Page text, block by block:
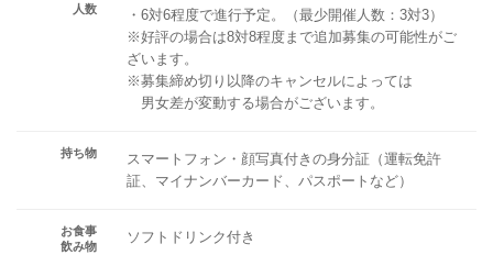
人数
・6対6程度で進行予定。（最少開催人数：3対3）
※好評の場合は8対8程度まで追加募集の可能性がご
ざいます。
※募集締め切り以降のキャンセルによっては
男女差が変動する場合がございます。
持ち物
スマートフォン・顔写真付きの身分証（運転免許
証、マイナンバーカード、パスポートなど）
お食事
飲み物
ソフトドリンク付き